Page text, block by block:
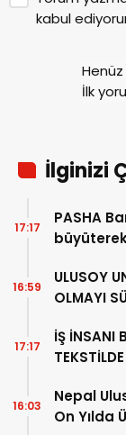
kabul
İlk
İlginizi
PASHA
büyüterek
17:17
ULUSOY
OLMAYI
16:59
İŞ İNSANI
17:17
Nepal
On Yılda
16:03